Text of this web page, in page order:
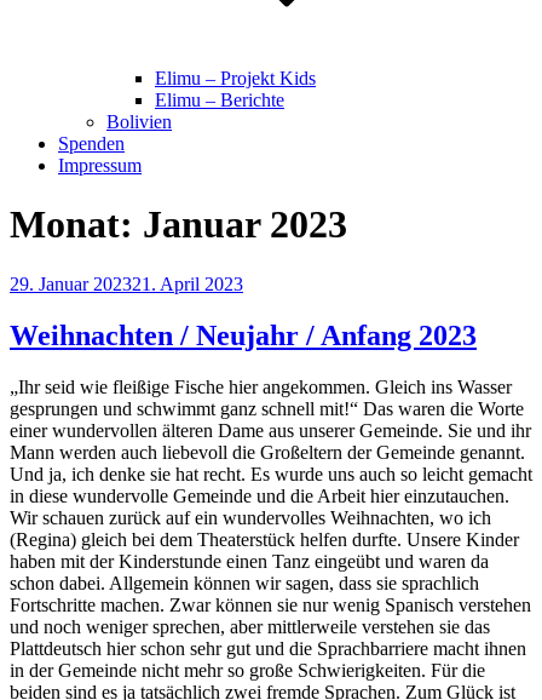
Elimu – Projekt Kids
Elimu – Berichte
Bolivien
Spenden
Impressum
Monat: Januar 2023
Veröffentlicht
29. Januar 202321. April 2023
Weihnachten / Neujahr / Anfang 2023
„Ihr seid wie fleißige Fische hier angekommen. Gleich ins Wasser
gesprungen und schwimmt ganz schnell mit!“ Das waren die Worte
einer wundervollen älteren Dame aus unserer Gemeinde. Sie und ihr
Mann werden auch liebevoll die Großeltern der Gemeinde genannt.
Und ja, ich denke sie hat recht. Es wurde uns auch so leicht gemacht
in diese wundervolle Gemeinde und die Arbeit hier einzutauchen.
Wir schauen zurück auf ein wundervolles Weihnachten, wo ich
(Regina) gleich bei dem Theaterstück helfen durfte. Unsere Kinder
haben mit der Kinderstunde einen Tanz eingeübt und waren da
schon dabei. Allgemein können wir sagen, dass sie sprachlich
Fortschritte machen. Zwar können sie nur wenig Spanisch verstehen
und noch weniger sprechen, aber mittlerweile verstehen sie das
Plattdeutsch hier schon sehr gut und die Sprachbarriere macht ihnen
in der Gemeinde nicht mehr so große Schwierigkeiten. Für die
beiden sind es ja tatsächlich zwei fremde Sprachen. Zum Glück ist